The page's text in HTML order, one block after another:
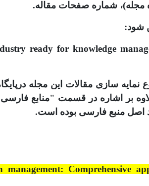
مجله)، شماره صفحات مقاله.
شود:
ready for knowledge
اصل منبع فارسی بوده است.
Comprehensive